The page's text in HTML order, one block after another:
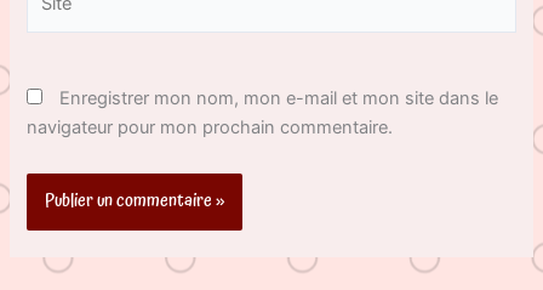
Enregistrer mon nom, mon e-mail et mon site dans le
navigateur pour mon prochain commentaire.